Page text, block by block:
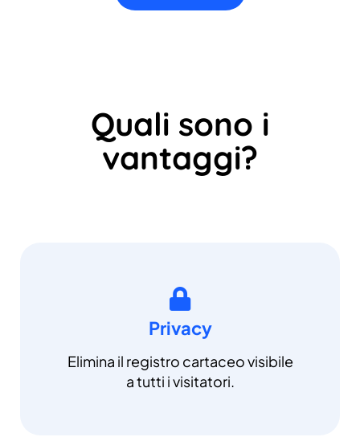
Quali sono i
vantaggi?
Privacy
Elimina il registro cartaceo visibile
a tutti i visitatori.